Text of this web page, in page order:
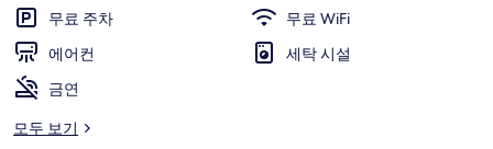
무료 주차
무료 WiFi
에어컨
세탁 시설
금연
모두 보기